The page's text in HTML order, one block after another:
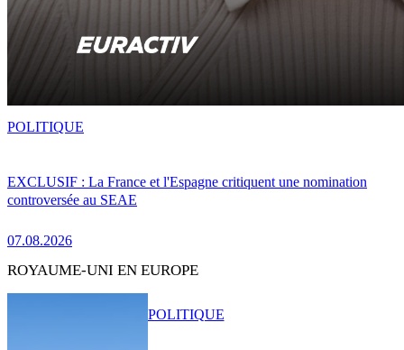
EXCLUSIF : La France et l'Espagne critiquent une nomination
controversée au SEAE
07.08.2026
POLITIQUE
ROYAUME-UNI EN EUROPE
POLITIQUE